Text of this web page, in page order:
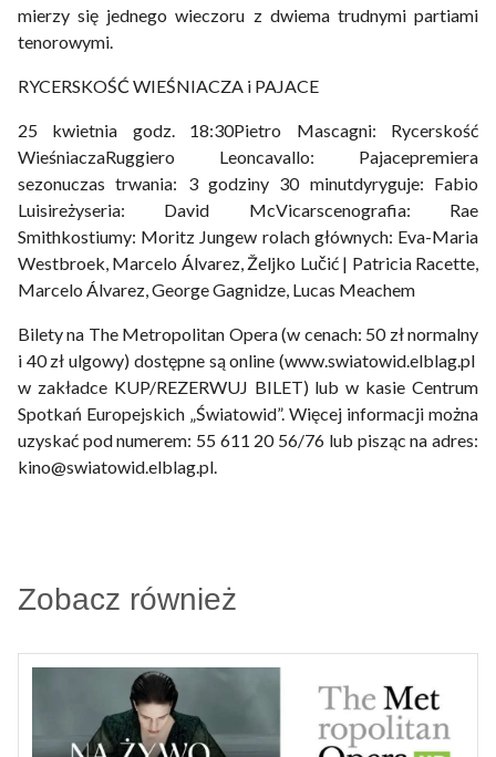
mierzy się jednego wieczoru z dwiema trudnymi partiami
tenorowymi.
RYCERSKOŚĆ WIEŚNIACZA i PAJACE
25 kwietnia godz. 18:30Pietro Mascagni: Rycerskość
WieśniaczaRuggiero Leoncavallo: Pajacepremiera
sezonuczas trwania: 3 godziny 30 minutdyryguje: Fabio
Luisireżyseria: David McVicarscenografia: Rae
Smithkostiumy: Moritz Jungew rolach głównych: Eva-Maria
Westbroek, Marcelo Álvarez, Željko Lučić | Patricia Racette,
Marcelo Álvarez, George Gagnidze, Lucas Meachem
Bilety na The Metropolitan Opera (w cenach: 50 zł normalny
i 40 zł ulgowy) dostępne są online (www.swiatowid.elblag.pl
w zakładce KUP/REZERWUJ BILET) lub w kasie Centrum
Spotkań Europejskich „Światowid”. Więcej informacji można
uzyskać pod numerem: 55 611 20 56/76 lub pisząc na adres:
kino@swiatowid.elblag.pl.
Zobacz również